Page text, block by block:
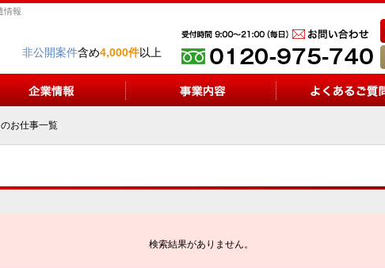
情報
非公開案件含め4,000件以上
のお仕事一覧
検索結果がありません。